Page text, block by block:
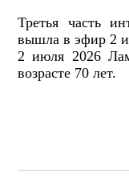
Третья часть
вышла в эфир 2
2 июля 2026
возрасте 70 лет.